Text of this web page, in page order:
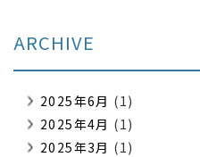
ARCHIVE
2025年6月 (1)
2025年4月 (1)
2025年3月 (1)